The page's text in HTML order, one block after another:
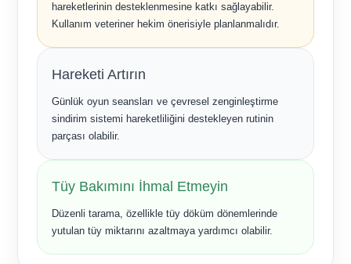
hareketlerinin desteklenmesine katkı sağlayabilir.
Kullanım veteriner hekim önerisiyle planlanmalıdır.
Hareketi Artırın
Günlük oyun seansları ve çevresel zenginleştirme
sindirim sistemi hareketliliğini destekleyen rutinin
parçası olabilir.
Tüy Bakımını İhmal Etmeyin
Düzenli tarama, özellikle tüy döküm dönemlerinde
yutulan tüy miktarını azaltmaya yardımcı olabilir.